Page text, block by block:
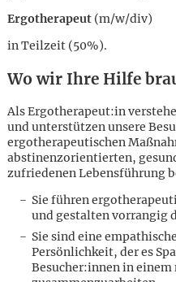
Ergotherapeut(m/w/div)
in Teilzeit (50%).
Wo wir Ihre Hilfe
Als Ergotherapeut:in
und unterstützen unsere
ergotherapeutischen
abstinenzorientierten,
zufriedenen Lebensführung
Sie führen
und gestalten vorrangig
Sie sind eine
Persönlichkeit, der es
Besucher:innen in